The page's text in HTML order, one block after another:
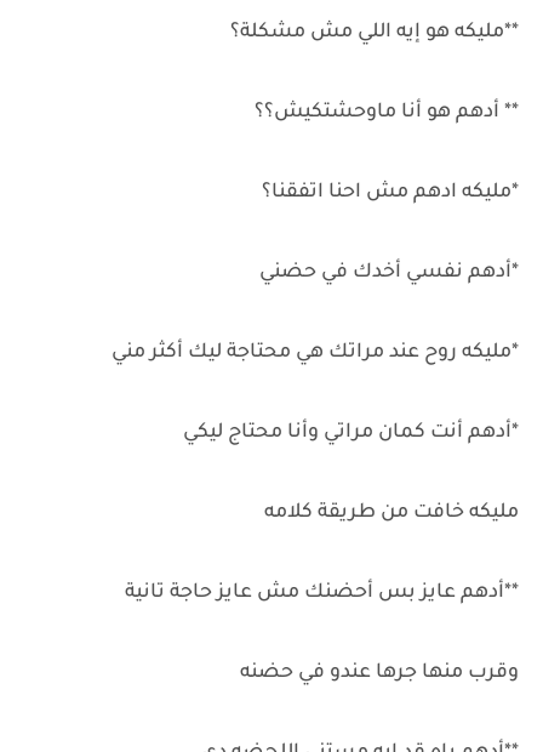
**مليكه هو إيه اللي مش مشكلة؟
** أدهم هو أنا ماوحشتكيش؟؟
*مليكه ادهم مش احنا اتفقنا؟
*أدهم نفسي أخدك في حضني
*مليكه روح عند مراتك هي محتاجة ليك أكثر مني
*أدهم أنت كمان مراتي وأنا محتاج ليكي
مليكه خافت من طريقة كلامه
**أدهم عايز بس أحضنك مش عايز حاجة تانية
وقرب منها جرها عندو في حضنه